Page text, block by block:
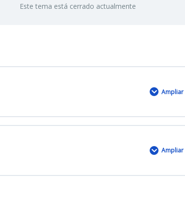
Este tema está cerrado actualmente
Ampliar
Ampliar